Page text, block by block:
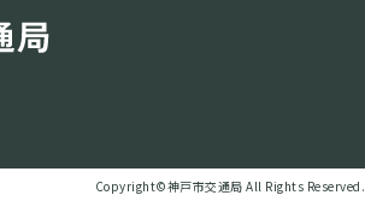
Copyright©️神戸市交通局 All Rights Reserved.